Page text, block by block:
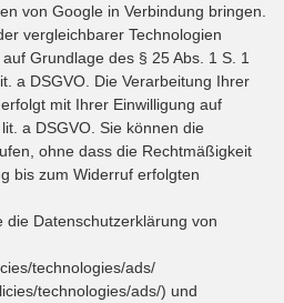
von Google in Verbindung bringen.
vergleichbarer Technologien
Grundlage des § 25 Abs. 1 S. 1
a DSGVO. Die Verarbeitung Ihrer
mit Ihrer Einwilligung auf
a DSGVO. Sie können die
ohne dass die Rechtmäßigkeit
bis zum Widerruf erfolgten
die Datenschutzerklärung von
technologies/ads/
technologies/ads/) und